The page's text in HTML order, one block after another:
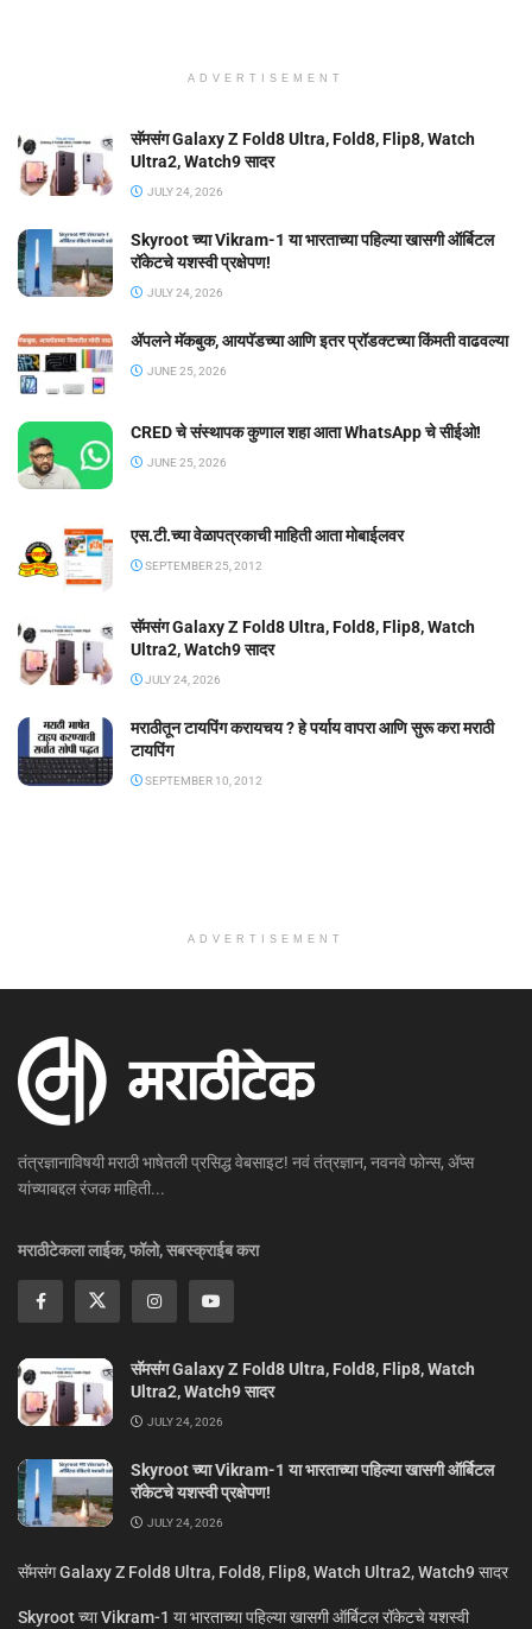
ADVERTISEMENT
सॅमसंग Galaxy Z Fold8 Ultra, Fold8, Flip8, Watch
Ultra2, Watch9 सादर
JULY 24, 2026
Skyroot च्या Vikram-1 या भारताच्या पहिल्या खासगी ऑर्बिटल
रॉकेटचे यशस्वी प्रक्षेपण!
JULY 24, 2026
ॲपलने मॅकबुक, आयपॅडच्या आणि इतर प्रॉडक्टच्या किंमती वाढवल्या
JUNE 25, 2026
CRED चे संस्थापक कुणाल शहा आता WhatsApp चे सीईओ!
JUNE 25, 2026
एस.टी.च्या वेळापत्रकाची माहिती आता मोबाईलवर
SEPTEMBER 25, 2012
सॅमसंग Galaxy Z Fold8 Ultra, Fold8, Flip8, Watch
Ultra2, Watch9 सादर
JULY 24, 2026
मराठीतून टायपिंग करायचय ? हे पर्याय वापरा आणि सुरू करा मराठी
टायपिंग
SEPTEMBER 10, 2012
ADVERTISEMENT
तंत्रज्ञानाविषयी मराठी भाषेतली प्रसिद्ध वेबसाइट! नवं तंत्रज्ञान, नवनवे फोन्स, ॲप्स
यांच्याबद्दल रंजक माहिती...
मराठीटेकला लाईक, फॉलो, सबस्क्राईब करा
सॅमसंग Galaxy Z Fold8 Ultra, Fold8, Flip8, Watch
Ultra2, Watch9 सादर
JULY 24, 2026
Skyroot च्या Vikram-1 या भारताच्या पहिल्या खासगी ऑर्बिटल
रॉकेटचे यशस्वी प्रक्षेपण!
JULY 24, 2026
सॅमसंग Galaxy Z Fold8 Ultra, Fold8, Flip8, Watch Ultra2, Watch9 सादर
Skyroot च्या Vikram-1 या भारताच्या पहिल्या खासगी ऑर्बिटल रॉकेटचे यशस्वी